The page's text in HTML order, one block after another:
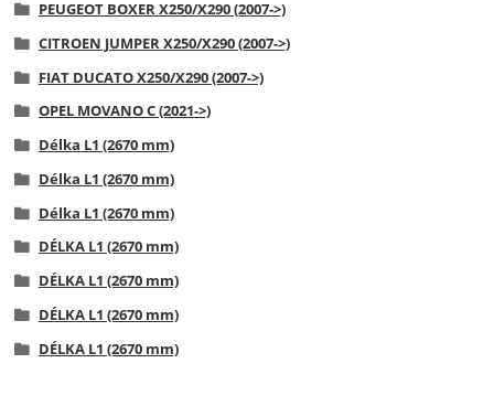
PEUGEOT BOXER X250/X290 (2007->)
CITROEN JUMPER X250/X290 (2007->)
FIAT DUCATO X250/X290 (2007->)
OPEL MOVANO C (2021->)
Délka L1 (2670 mm)
Délka L1 (2670 mm)
Délka L1 (2670 mm)
DÉLKA L1 (2670 mm)
DÉLKA L1 (2670 mm)
DÉLKA L1 (2670 mm)
DÉLKA L1 (2670 mm)